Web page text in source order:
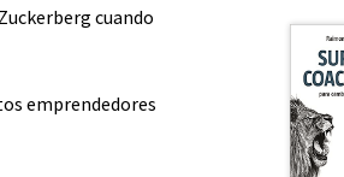
cuando
emprendedores